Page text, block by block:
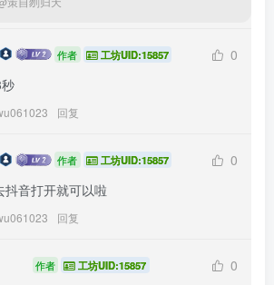
作者 工坊UID:15857
0
回复
作者 工坊UID:15857
0
音打开就可以啦
回复
作者 工坊UID:15857
0